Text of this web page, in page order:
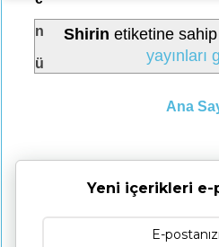
n
ü
Shirin etiketine sahip
yayınları
Ana
Yeni içerikleri e-